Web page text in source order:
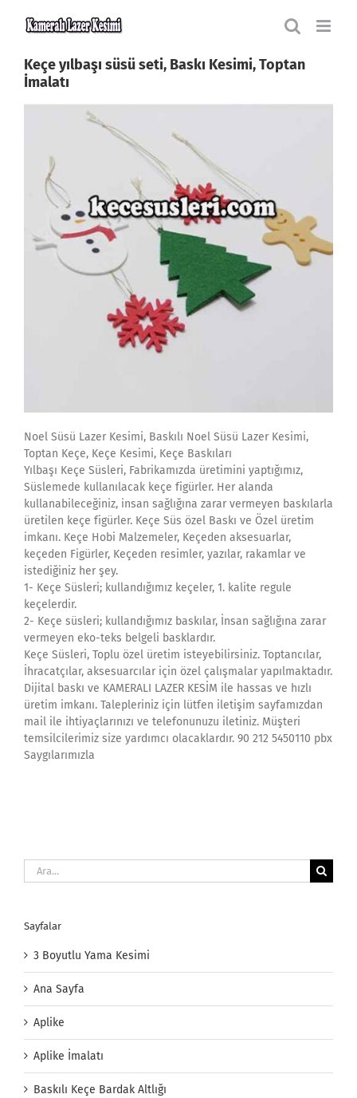
Keçe yılbaşı süsü seti, Baskı Kesimi, Toptan
İmalatı
Noel Süsü Lazer Kesimi, Baskılı Noel Süsü Lazer Kesimi,
Toptan Keçe, Keçe Kesimi, Keçe Baskıları
Yılbaşı Keçe Süsleri, Fabrikamızda üretimini yaptığımız,
Süslemede kullanılacak keçe figürler. Her alanda
kullanabileceğiniz, insan sağlığına zarar vermeyen baskılarla
üretilen keçe figürler. Keçe Süs özel Baskı ve Özel üretim
imkanı. Keçe Hobi Malzemeler, Keçeden aksesuarlar,
keçeden Figürler, Keçeden resimler, yazılar, rakamlar ve
istediğiniz her şey.
1- Keçe Süsleri; kullandığımız keçeler, 1. kalite regule
keçelerdir.
2- Keçe süsleri; kullandığımız baskılar, İnsan sağlığına zarar
vermeyen eko-teks belgeli basklardır.
Keçe Süsleri, Toplu özel üretim isteyebilirsiniz. Toptancılar,
İhracatçılar, aksesuarcılar için özel çalışmalar yapılmaktadır.
Dijital baskı ve KAMERALI LAZER KESİM ile hassas ve hızlı
üretim imkanı. Talepleriniz için lütfen iletişim sayfamızdan
mail ile ihtiyaçlarınızı ve telefonunuzu iletiniz. Müşteri
temsilcilerimiz size yardımcı olacaklardır. 90 212 5450110 pbx
Saygılarımızla
Ara:
Sayfalar
3 Boyutlu Yama Kesimi
Ana Sayfa
Aplike
Aplike İmalatı
Baskılı Keçe Bardak Altlığı